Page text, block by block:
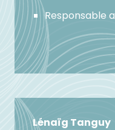
Responsable
Lénaïg Tanguy